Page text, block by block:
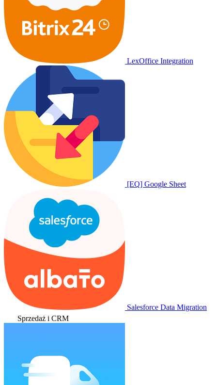
LexOffice Integration
[EQ] Google Sheet
Salesforce Data Migration
Sprzedaż i CRM